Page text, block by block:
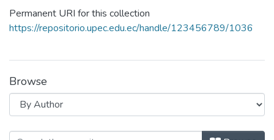
Permanent URI for this collection
https://repositorio.upec.edu.ec/handle/123456789/1036
Browse